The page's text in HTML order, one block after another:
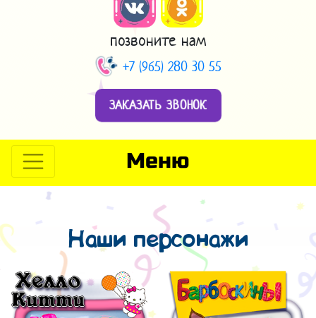
позвоните нам
+7 (965) 280 30 55
ЗАКАЗАТЬ ЗВОНОК
Меню
Наши персонажи